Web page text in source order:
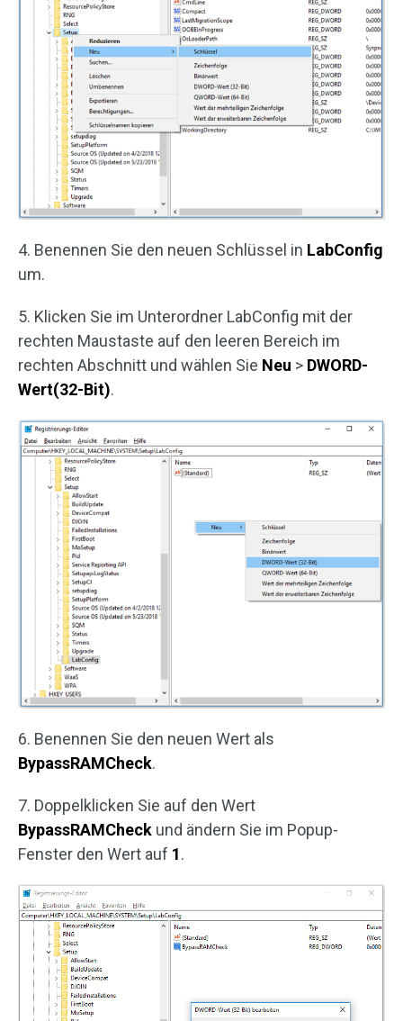
4. Benennen Sie den neuen Schlüssel in LabConfig
um.
5. Klicken Sie im Unterordner LabConfig mit der
rechten Maustaste auf den leeren Bereich im
rechten Abschnitt und wählen Sie Neu > DWORD-
Wert(32-Bit).
6. Benennen Sie den neuen Wert als
BypassRAMCheck.
7. Doppelklicken Sie auf den Wert
BypassRAMCheck und ändern Sie im Popup-
Fenster den Wert auf 1.